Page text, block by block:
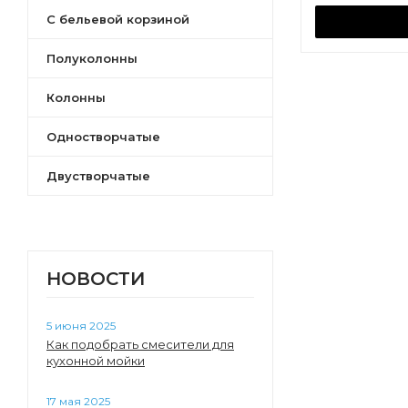
Марти
Симпл
Астера
Либерти
Нео-Классика
С бельевой корзиной
Полуколонны
Колонны
Одностворчатые
Двустворчатые
НОВОСТИ
5 июня 2025
Как подобрать смесители для
кухонной мойки
17 мая 2025